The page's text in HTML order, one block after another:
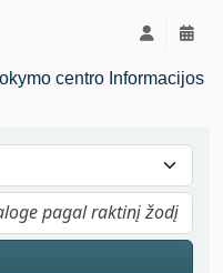
centro Informacijos